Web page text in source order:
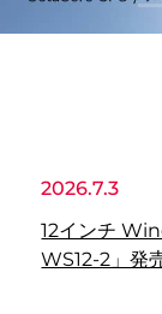
2026.7.3
12インチ
WS12-2」発